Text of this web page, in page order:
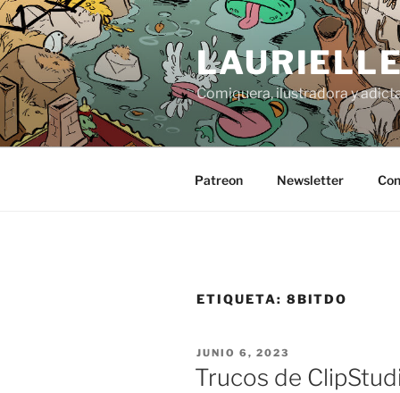
Saltar
al
contenido
Comiquera, ilustradora y
Patreon Newsletter
ETIQUETA: 8BITDO
PUBLICADO
EL
JUNIO 6, 2023
Trucos de